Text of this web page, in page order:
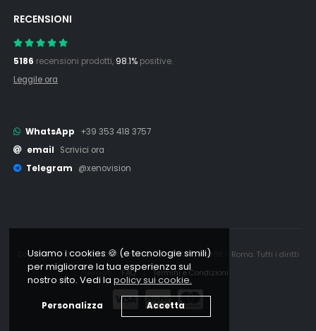
RECENSIONI
5186 recensioni prodotti, 98.1% positive.
Leggile ora
WhatsApp
+39 353 418 3757
email
Scrivici ora
Telegram
@xenovision
Copyright © 2006 - 2026 Xenovision.it - IT16245761008 - Roma. Tutti i diritti
riservati.
FAQ | Termini e Condizioni
Usiamo i cookies 🍪 (e tecnologie simili)
per migliorare la tua esperienza sul
nostro sito. Vedi la policy sui cookie.
Personalizza Accetta